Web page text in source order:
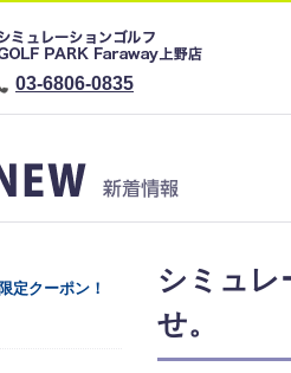
03-6806-0835
定クーポン！
シミュレ
せ。